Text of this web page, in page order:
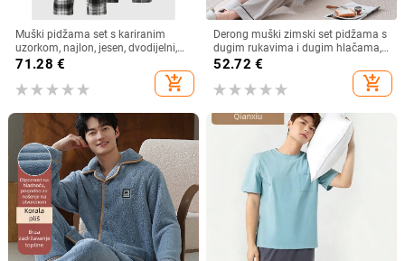
Muški pidžama set s kariranim
uzorkom, najlon, jesen, dvodijelni,
pulover stil, udoban
71.28 €
add_shopping_cart
Derong muški zimski set pidžama s
dugim rukavima i dugim hlačama,
okrugli vrat, udobna kućna odjeća
52.72 €
add_shopping_cart